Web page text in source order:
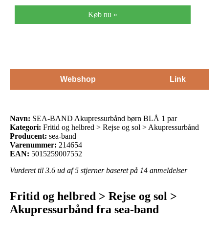
Køb nu »
Webshop Link
Navn: SEA-BAND Akupressurbånd børn BLÅ 1 par
Kategori: Fritid og helbred > Rejse og sol > Akupressurbånd
Producent: sea-band
Varenummer: 214654
EAN: 5015259007552
Vurderet til 3.6 ud af 5 stjerner baseret på 14 anmeldelser
Fritid og helbred > Rejse og sol >
Akupressurbånd fra sea-band